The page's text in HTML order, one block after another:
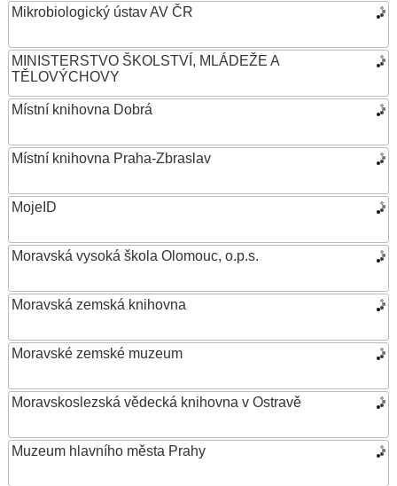
Mikrobiologický ústav AV ČR
MINISTERSTVO ŠKOLSTVÍ, MLÁDEŽE A
TĚLOVÝCHOVY
Místní knihovna Dobrá
Místní knihovna Praha-Zbraslav
MojeID
Moravská vysoká škola Olomouc, o.p.s.
Moravská zemská knihovna
Moravské zemské muzeum
Moravskoslezská vědecká knihovna v Ostravě
Muzeum hlavního města Prahy